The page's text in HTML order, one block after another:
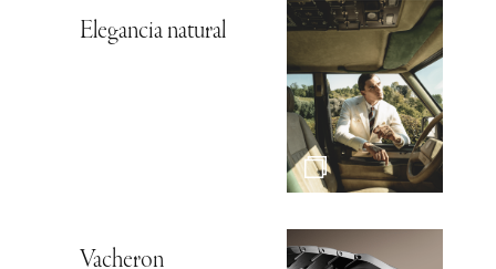
Elegancia natural
Vacheron